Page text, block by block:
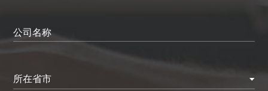
公司名称
所在省市